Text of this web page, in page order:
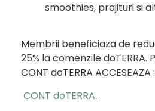
smoothies, prajituri si
Membrii beneficiaza de
25% la comenzile doTERRA.
CONT doTERRA ACCESEAZA :
CONT doTERRA.